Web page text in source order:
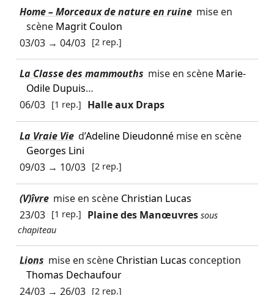
Home – Morceaux de nature en ruine mise en
scène Magrit Coulon
03/03→ 04/03 [2 rep.]
La Classe des mammouths mise en scène Marie-
Odile Dupuis…
06/03 [1 rep.] Halle aux Draps
La Vraie Vie d’Adeline Dieudonnémise en scène
Georges Lini
09/03→ 10/03 [2 rep.]
(V)îvre mise en scène Christian Lucas
23/03 [1 rep.] Plaine des Manœuvres sous
chapiteau
Lions mise en scène Christian Lucas conception
Thomas Dechaufour
24/03→ 26/03 [2 rep.]